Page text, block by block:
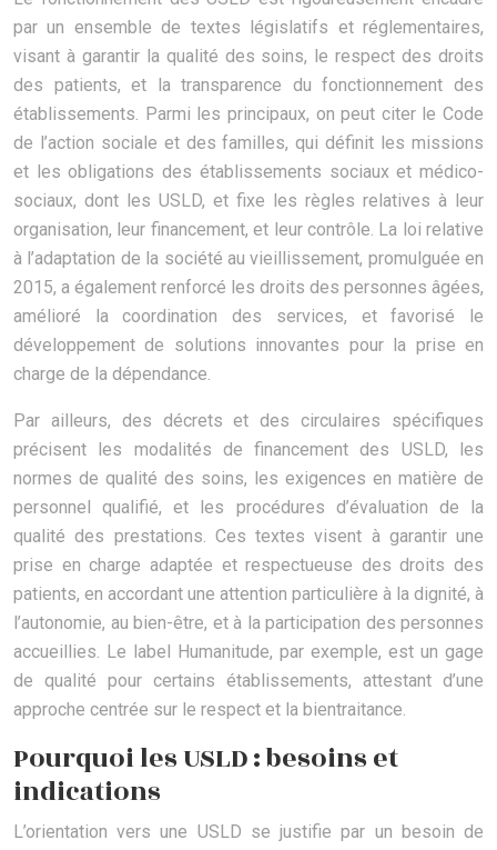
par un ensemble de textes législatifs et réglementaires,
visant à garantir la qualité des soins, le respect des droits
des patients, et la transparence du fonctionnement des
établissements. Parmi les principaux, on peut citer le Code
de l’action sociale et des familles, qui définit les missions
et les obligations des établissements sociaux et médico-
sociaux, dont les USLD, et fixe les règles relatives à leur
organisation, leur financement, et leur contrôle. La loi relative
à l’adaptation de la société au vieillissement, promulguée en
2015, a également renforcé les droits des personnes âgées,
amélioré la coordination des services, et favorisé le
développement de solutions innovantes pour la prise en
charge de la dépendance.
Par ailleurs, des décrets et des circulaires spécifiques
précisent les modalités de financement des USLD, les
normes de qualité des soins, les exigences en matière de
personnel qualifié, et les procédures d’évaluation de la
qualité des prestations. Ces textes visent à garantir une
prise en charge adaptée et respectueuse des droits des
patients, en accordant une attention particulière à la dignité, à
l’autonomie, au bien-être, et à la participation des personnes
accueillies. Le label Humanitude, par exemple, est un gage
de qualité pour certains établissements, attestant d’une
approche centrée sur le respect et la bientraitance.
Pourquoi les USLD : besoins et
indications
L’orientation vers une USLD se justifie par un besoin de